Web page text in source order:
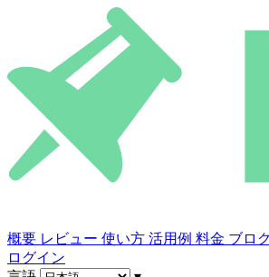
概要 レビュー 使い方 活用例 料金 ブロ
ログイン